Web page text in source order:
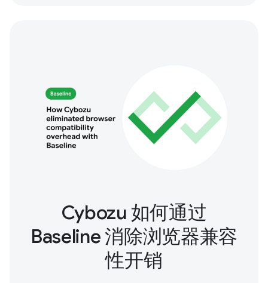
Cybozu 如何通过
Baseline 消除浏览器兼容
性开销